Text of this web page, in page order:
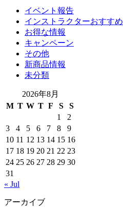
イベント報告
インストラクターおすすめ
お得な情報
キャンペーン
その他
新商品情報
未分類
2026年8月
M T W T F S
S
1
2
3
4 5 6 7 8
9
10 11 12 13 14 15 16
17 18 19 20 21 22 23
24 25 26 27 28 29 30
31
« Jul
アーカイブ